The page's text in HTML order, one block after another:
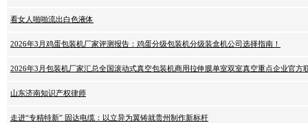
看女人啪啪流出白色液体
2026年3月鸡蛋包装机厂家评测报告：鸡蛋分级包装机分级装盒机公司选择指南！
2026年3月包装机厂家汇总全国滚动式真空包装机商用拉伸膜单室双室真空重点企业官方
山东济南知识产权律师
走进“专精特新” 固达电缆：以立异为翼铸就贵州制作新标杆